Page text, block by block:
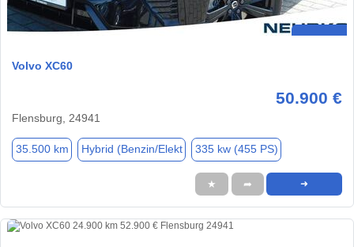
Volvo XC60
50.900 €
Flensburg, 24941
35.500 km Hybrid (Benzin/Elekt 335 kw (455 PS)
★ ➦ ➜